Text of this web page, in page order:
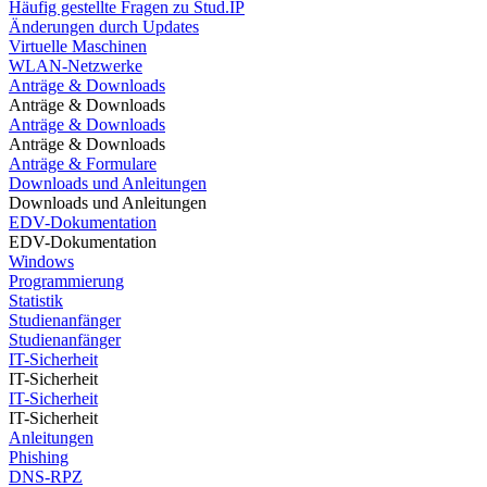
Häufig gestellte Fragen zu Stud.IP
Änderungen durch Updates
Virtuelle Maschinen
WLAN-Netzwerke
Anträge & Downloads
Anträge & Downloads
Anträge & Downloads
Anträge & Downloads
Anträge & Formulare
Downloads und Anleitungen
Downloads und Anleitungen
EDV-Dokumentation
EDV-Dokumentation
Windows
Programmierung
Statistik
Studienanfänger
Studienanfänger
IT-Sicherheit
IT-Sicherheit
IT-Sicherheit
IT-Sicherheit
Anleitungen
Phishing
DNS-RPZ